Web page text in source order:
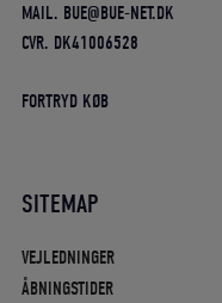
MAIL. BUE@BUE-NET.DK
CVR. DK41006528
FORTRYD KØB
SITEMAP
VEJLEDNINGER
ÅBNINGSTIDER